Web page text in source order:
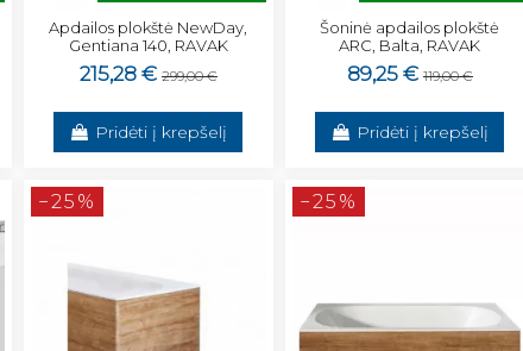
Apdailos plokštė NewDay,
Gentiana 140, RAVAK
215,28 € 299,00 €
Pridėti į krepšelį
Šoninė apdailos plokštė
ARC, Balta, RAVAK
89,25 € 119,00 €
Pridėti į krepšelį
−25% −25%